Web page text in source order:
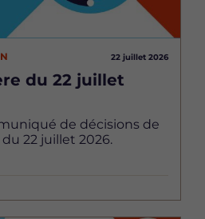
22 juillet 2026
du 22 juillet
de décisions de
22 juillet 2026.